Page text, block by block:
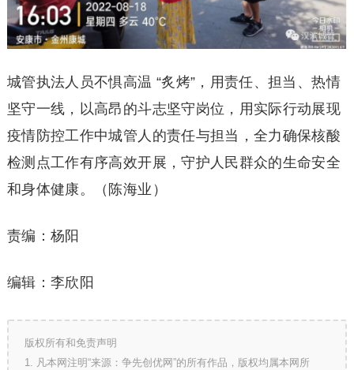
城管执法人员不惧高温 “炙烤”，用责任、担当、热情
坚守一线，以高昂的斗志坚守岗位，用实际行动展现
疫情防控工作中城管人的责任与担当，全力确保核酸
检测点工作有序高效开展，守护人民群众的生命安全
和身体健康。（陈海业）
责编：杨阳
编辑：李欣阳
版权所有和免责声明
1. 凡本网注明“来源：争先创优网”的所有作品，版权均属本网所